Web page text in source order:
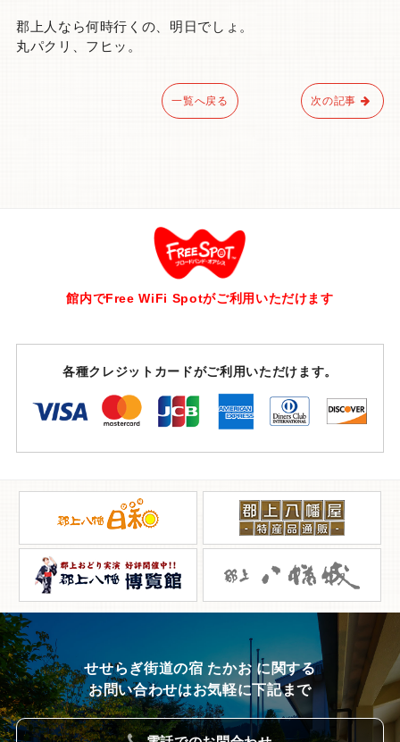
郡上人なら何時行くの、明日でしょ。
丸パクリ、フヒッ。
次の記事
一覧へ戻る
館内でFree WiFi Spotがご利用いただけます
各種クレジットカードがご利用いただけます。
せせらぎ街道の宿 たかお に関する
お問い合わせはお気軽に下記まで